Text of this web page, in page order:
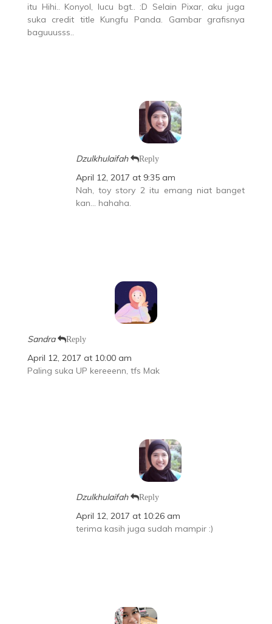
itu Hihi.. Konyol, lucu bgt.. :D Selain Pixar, aku juga
suka credit title Kungfu Panda. Gambar grafisnya
baguuusss..
Dzulkhulaifah Reply
April 12, 2017 at 9:35 am
Nah, toy story 2 itu emang niat banget
kan… hahaha.
Sandra Reply
April 12, 2017 at 10:00 am
Paling suka UP kereeenn, tfs Mak
Dzulkhulaifah Reply
April 12, 2017 at 10:26 am
terima kasih juga sudah mampir :)